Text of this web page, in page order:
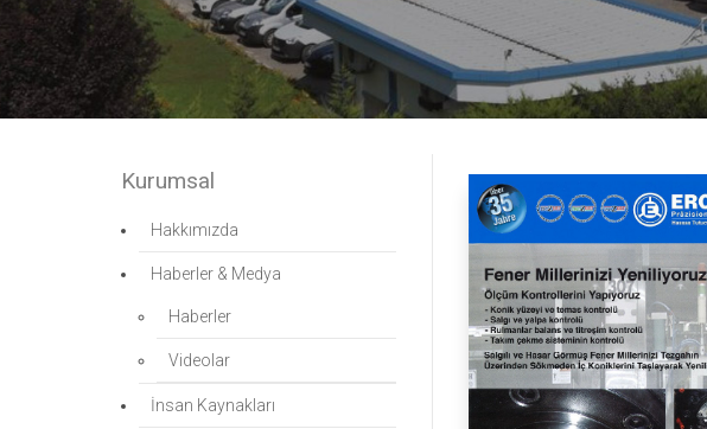
Kurumsal
Hakkımızda
Haberler & Medya
Haberler
Videolar
İnsan Kaynakları